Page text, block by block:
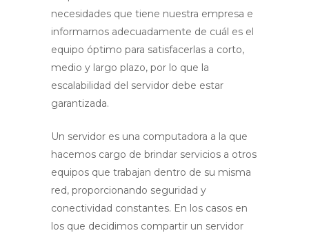
necesidades que tiene nuestra empresa e
informarnos adecuadamente de cuál es el
equipo óptimo para satisfacerlas a corto,
medio y largo plazo, por lo que la
escalabilidad del servidor debe estar
garantizada.
Un servidor es una computadora a la que
hacemos cargo de brindar servicios a otros
equipos que trabajan dentro de su misma
red, proporcionando seguridad y
conectividad constantes. En los casos en
los que decidimos compartir un servidor